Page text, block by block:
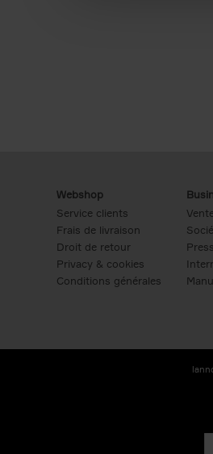
Webshop
Service clients
Frais de livraison
Droit de retour
Privacy & cookies
Conditions générales